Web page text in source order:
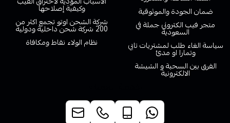
ضمان الجودة والموثوقية
متجر فيب الكتروني جملة في
السعودية
سياسة الغاء طلب لمشتريات تابي
وتمارا او مدئ
الفرق بين السحبة و الشيشة
الالكترونية
وكيفية إصلاحها
شركة الشحن اوتو تجمع اكثر من
200 شركة شحن داخلية ودولية
نظام الولاء نقاط ومكافاة